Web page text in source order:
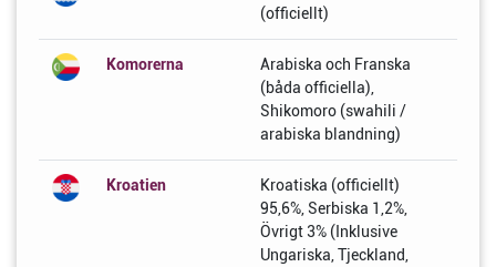
(officiellt)
Komorerna
Arabiska och Franska
(båda officiella),
Shikomoro (swahili /
arabiska blandning)
Kroatien
Kroatiska (officiellt)
95,6%, Serbiska 1,2%,
Övrigt 3% (Inklusive
Ungariska, Tjeckland,